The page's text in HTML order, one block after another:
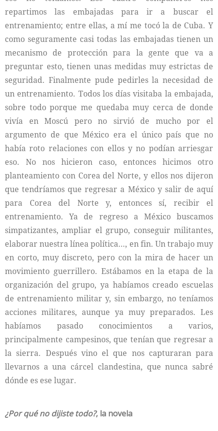
repartimos las embajadas para ir a buscar el
entrenamiento; entre ellas, a mí me tocó la de Cuba. Y
como seguramente casi todas las embajadas tienen un
mecanismo de protección para la gente que va a
preguntar esto, tienen unas medidas muy estrictas de
seguridad. Finalmente pude pedirles la necesidad de
un entrenamiento. Todos los días visitaba la embajada,
sobre todo porque me quedaba muy cerca de donde
vivía en Moscú pero no sirvió de mucho por el
argumento de que México era el único país que no
había roto relaciones con ellos y no podían arriesgar
eso. No nos hicieron caso, entonces hicimos otro
planteamiento con Corea del Norte, y ellos nos dijeron
que tendríamos que regresar a México y salir de aquí
para Corea del Norte y, entonces sí, recibir el
entrenamiento. Ya de regreso a México buscamos
simpatizantes, ampliar el grupo, conseguir militantes,
elaborar nuestra línea política…, en fin. Un trabajo muy
en corto, muy discreto, pero con la mira de hacer un
movimiento guerrillero. Estábamos en la etapa de la
organización del grupo, ya habíamos creado escuelas
de entrenamiento militar y, sin embargo, no teníamos
acciones militares, aunque ya muy preparados. Les
habíamos pasado conocimientos a varios,
principalmente campesinos, que tenían que regresar a
la sierra. Después vino el que nos capturaran para
llevarnos a una cárcel clandestina, que nunca sabré
dónde es ese lugar.
¿Por qué no dijiste todo?, la novela